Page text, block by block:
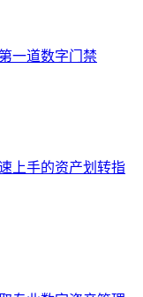
一道数字门禁
上手的资产划转指